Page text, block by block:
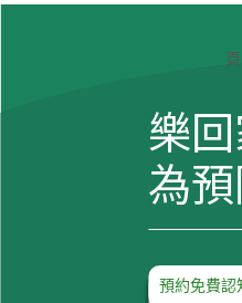
頁
樂
為
預約免費認